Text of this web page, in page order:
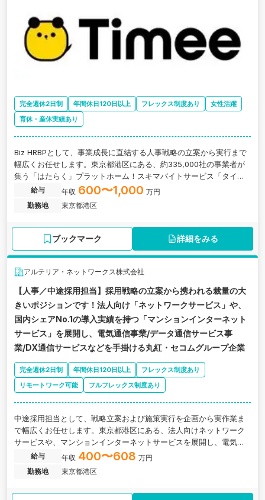
完全週休2日制 年間休日120日以上 フレックス制度あり
女性活躍
育休・産休実績あり
Biz HRBPとして、事業成長に直結する人事戦略の立案から実行まで
幅広くお任せします。東京都港区にある、約335,000社の事業者が
集う「はたらく」プラットホーム！スキマバイトサービス「タイミ
ー」を運営する企業の求人です。
給与 年収 600〜1,000 万円
勤務地
東京都港区
ブックマーク 詳細をみる
アルテリア・ネットワークス株式会社
【人事／中途採用担当】採用戦略の立案から携われる裁量の大
きいポジションです！法人向け「ネットワークサービス」や、
国内シェアNo.1の導入実績を持つ「マンションインターネット
サービス」を展開し、電気通信事業/データ通信サービス事
業/DX通信サービスなどを手掛ける丸紅・セコムグループ企業
完全週休2日制 年間休日120日以上
フレックス制度あり
リモートワーク可能
フルフレックス制度あり
中途採用担当として、戦略立案および施策実行を企画から実作業ま
で幅広くお任せします。東京都港区にある、法人向けネットワーク
サービスや、マンションインターネットサービスを展開し、電気通
信事業/データ通信サービス事業などを手掛ける企業の求人です。
給与 年収 400〜608 万円
勤務地
東京都港区